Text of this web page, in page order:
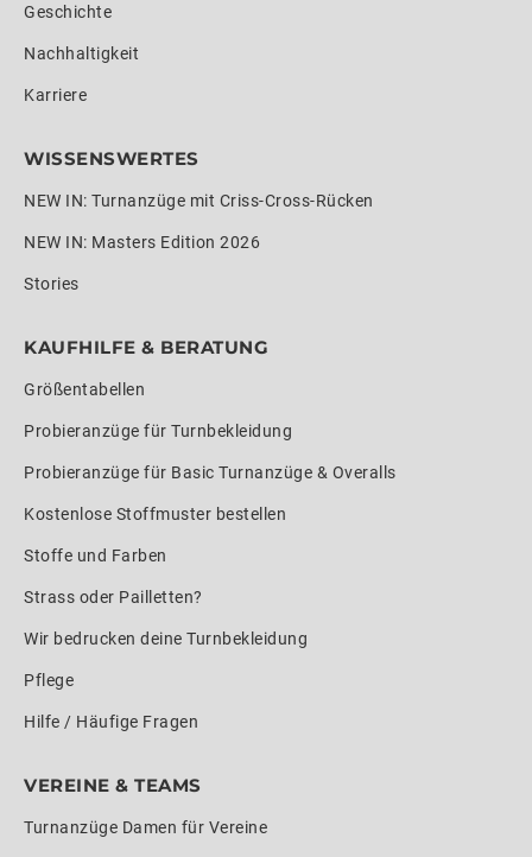
Geschichte
Nachhaltigkeit
Karriere
WISSENSWERTES
NEW IN: Turnanzüge mit Criss-Cross-Rücken
NEW IN: Masters Edition 2026
Stories
KAUFHILFE & BERATUNG
Größentabellen
Probieranzüge für Turnbekleidung
Probieranzüge für Basic Turnanzüge & Overalls
Kostenlose Stoffmuster bestellen
Stoffe und Farben
Strass oder Pailletten?
Wir bedrucken deine Turnbekleidung
Pflege
Hilfe / Häufige Fragen
VEREINE & TEAMS
Turnanzüge Damen für Vereine